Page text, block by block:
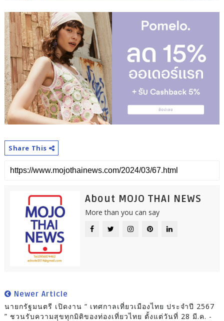
Share This
About MOJO THAI NEWS
More than you can say
Newer Article
นายกรัฐมนตรี เปิดงาน “ เทศกาลเที่ยวเมืองไทย ประจำปี 2567
” ชวนรับความสุขทุกมิติของท่องเที่ยวไทย ตั้งแต่วันที่ 28 มี.ค. -